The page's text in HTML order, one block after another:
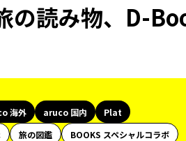
の読み物、D-
海外 aruco 国内
Plat
旅の図鑑 BOOKS スペシャルコラボ